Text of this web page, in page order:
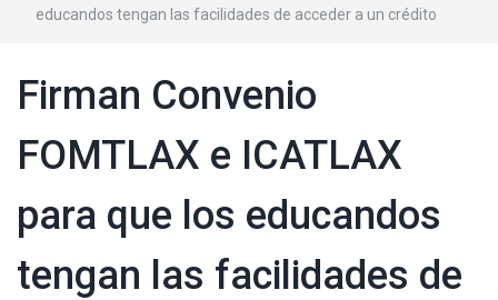
educandos tengan las facilidades de acceder a un crédito
Firman Convenio
FOMTLAX e ICATLAX
para que los educandos
tengan las facilidades de